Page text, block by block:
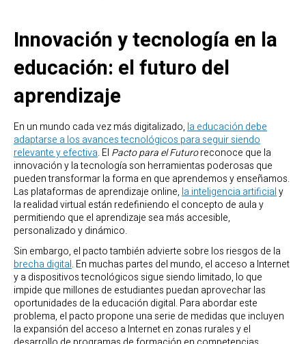
Innovación y tecnología en la
educación: el futuro del
aprendizaje
En un mundo cada vez más digitalizado, la educación debe
adaptarse a los avances tecnológicos para seguir siendo
relevante y efectiva. El Pacto para el Futuroreconoce que la
innovación y la tecnología son herramientas poderosas que
pueden transformar la forma en que aprendemos y enseñamos.
Las plataformas de aprendizaje online, la inteligencia artificialy
la realidad virtual están redefiniendo el concepto de aula y
permitiendo que el aprendizaje sea más accesible,
personalizado y dinámico.
Sin embargo, el pacto también advierte sobre los riesgos de la
brecha digital. En muchas partes del mundo, el acceso a Internet
y a dispositivos tecnológicos sigue siendo limitado, lo que
impide que millones de estudiantes puedan aprovechar las
oportunidades de la educación digital. Para abordar este
problema, el pacto propone una serie de medidas que incluyen
la expansión del acceso a Internet en zonas rurales y el